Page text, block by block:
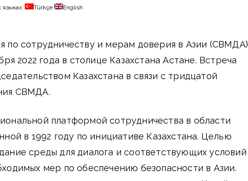
языках: Türkçe English
по сотрудничеству и мерам доверия в Азии (СВМДА)
2022 года в столице Казахстана Астане. Встреча
Казахстана в связи с тридцатой
СВМДА.
платформой сотрудничества в области
в 1992 году по инициативе Казахстана. Целью
среды для диалога и соответствующих условий
мер по обеспечению безопасности в Азии.